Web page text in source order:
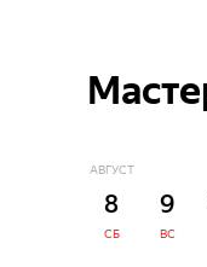
АВГУСТ
8
СБ
9
ВС